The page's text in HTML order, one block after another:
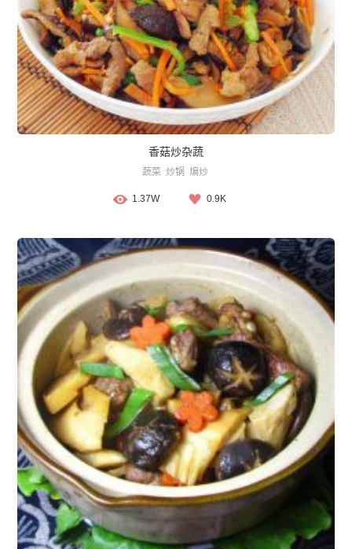
香菇炒杂蔬
蔬菜 炒锅 煸炒
1.37W 0.9K